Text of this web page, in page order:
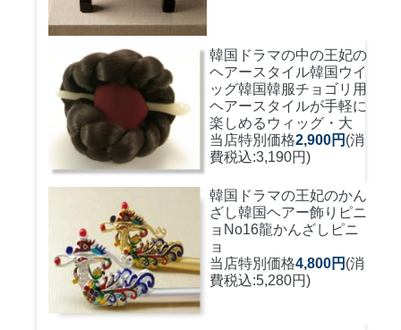
韓国ドラマの中の王妃の
ヘアースタイル韓国ウイ
ッグ韓国韓服チョゴリ用
ヘアースタイルが手軽に
楽しめるウィッグ・大
当店特別価格2,900円 (消
費税込:3,190円)
韓国ドラマの王妃のかん
ざし韓国ヘアー飾りピニ
ョNo16龍かんざしピニ
ョ
当店特別価格4,800円 (消
費税込:5,280円)